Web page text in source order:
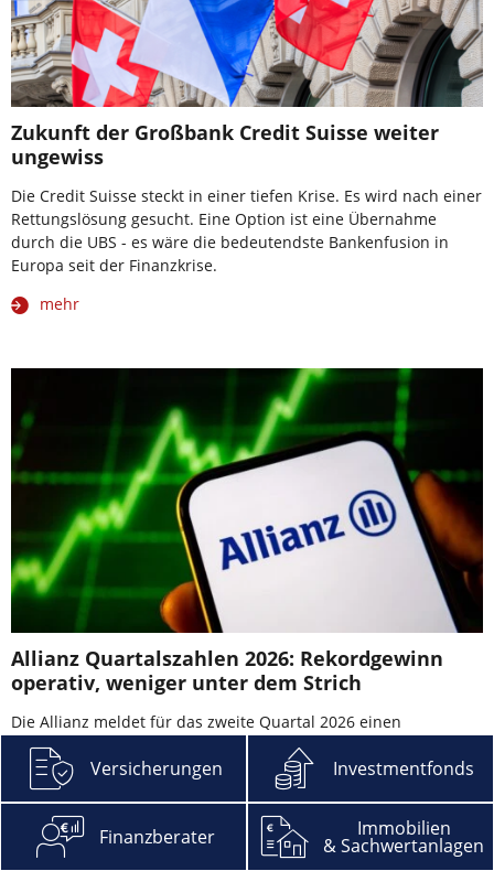
Zukunft der Großbank Credit Suisse weiter
ungewiss
Die Credit Suisse steckt in einer tiefen Krise. Es wird nach einer
Rettungslösung gesucht. Eine Option ist eine Übernahme
durch die UBS - es wäre die bedeutendste Bankenfusion in
Europa seit der Finanzkrise.
mehr
Allianz Quartalszahlen 2026: Rekordgewinn
operativ, weniger unter dem Strich
Die Allianz meldet für das zweite Quartal 2026 einen
operativen Rekordgewinn von 4,874 Milliarden Euro und
übertrifft die Markterwartungen deutlich. Der Konzerngewinn
sank dennoch – vor allem wegen eines ausgelaufenen
Sondereffekts. Was die Allianz-Quartalszahlen 2026 für Anleger
und Berater …
Versicherungen Investmentfonds
Finanzberater Immobilien
& Sachwertanlagen